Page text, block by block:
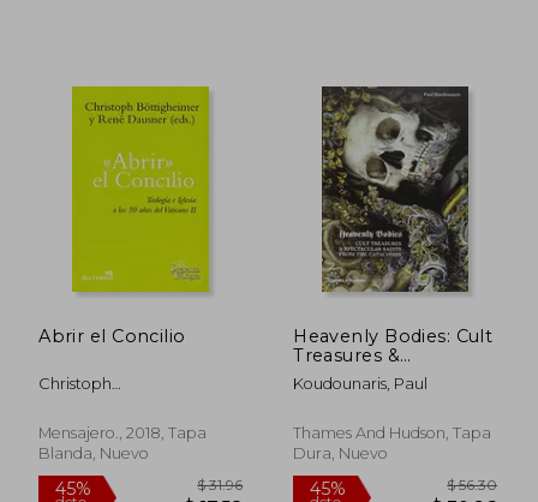
40% 45%
Abrir el Concilio
Christoph
Mensajero., 2018, Tapa
Blanda, Nuevo
Heavenly Bodies: Cult
Treasures &
Spectacular Saints
from the Catacombs
Koudounaris, Paul
Thames And Hudson, Tapa
Dura, Nuevo